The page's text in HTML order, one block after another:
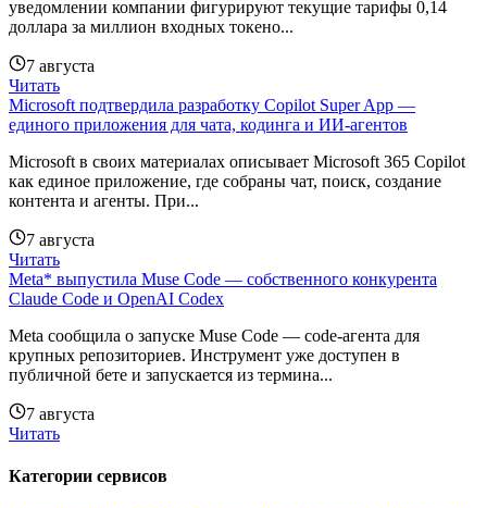
уведомлении компании фигурируют текущие тарифы 0,14
доллара за миллион входных токено...
7 августа
Читать
Microsoft подтвердила разработку Copilot Super App —
единого приложения для чата, кодинга и ИИ-агентов
Microsoft в своих материалах описывает Microsoft 365 Copilot
как единое приложение, где собраны чат, поиск, создание
контента и агенты. При...
7 августа
Читать
Meta* выпустила Muse Code — собственного конкурента
Claude Code и OpenAI Codex
Meta сообщила о запуске Muse Code — code-агента для
крупных репозиториев. Инструмент уже доступен в
публичной бете и запускается из термина...
7 августа
Читать
Категории сервисов